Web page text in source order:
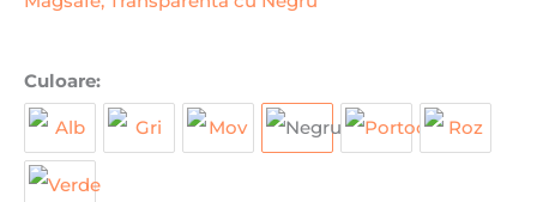
Culoare:
Cantitate
Husa
pentru
Apple
iPhone